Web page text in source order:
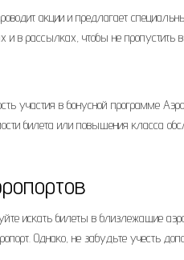
акции и предлагает
в рассылках, чтобы не пропустить
участия в бонусной программе
билета или повышения класса
искать билеты в близлежащие
Однако, не забудьте учесть